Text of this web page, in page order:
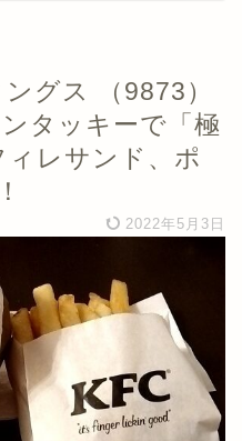
グス （9873）
ンタッキーで「極
レサンド、ポ
2022年5月3日